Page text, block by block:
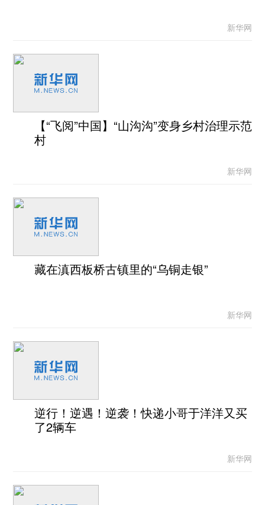
新华网
【“飞阅”中国】“山沟沟”变身乡村治理示范
村
新华网
藏在滇西板桥古镇里的“乌铜走银”
新华网
逆行！逆遇！逆袭！快递小哥于洋洋又买
了2辆车
新华网